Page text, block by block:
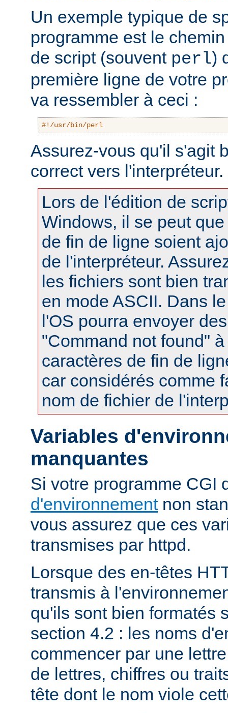
Un exemple typique de
programme est le
de script (souvent perl)
première ligne de votre
va ressembler à ceci :
#!/usr/bin/perl
Assurez-vous qu'il s'agit
correct vers l'interpréteur.
Lors de l'édition de
Windows, il se peut
de fin de ligne soient
de l'interpréteur.
les fichiers sont bien
en mode ASCII. Dans
l'OS pourra envoyer
"Command not found"
caractères de fin de
car considérés comme
nom de fichier de
Variables
manquantes
Si votre programme CGI
d'environnementnon
vous assurez que ces
transmises par httpd.
Lorsque des en-têtes
transmis à
qu'ils sont bien formatés
section 4.2 : les noms
commencer par une
de lettres, chiffres ou
tête dont le nom viole